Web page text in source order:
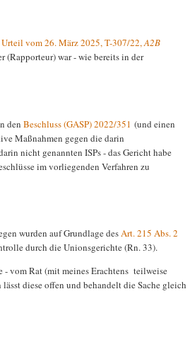
Urteil vom 26. März 2025, T-307/22,A2B
(Rapporteur) war - wie bereits in der
den Beschluss (GASP) 2022/351 (und einen
Maßnahmen gegen die darin
nicht genannten ISPs - das Gericht habe
im vorliegenden Verfahren zu
wurden auf Grundlage desArt. 215 Abs. 2
durch die Unionsgerichte (Rn. 33).
- vom Rat (mit meines Erachtens teilweise
diese offen und behandelt die Sache gleich